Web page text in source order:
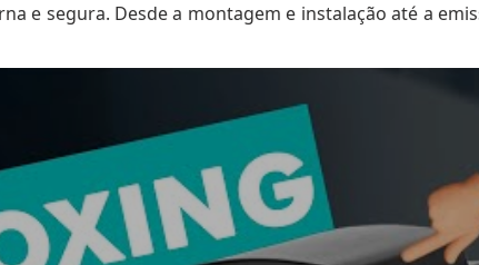
e segura. Desde a montagem e instalação até a